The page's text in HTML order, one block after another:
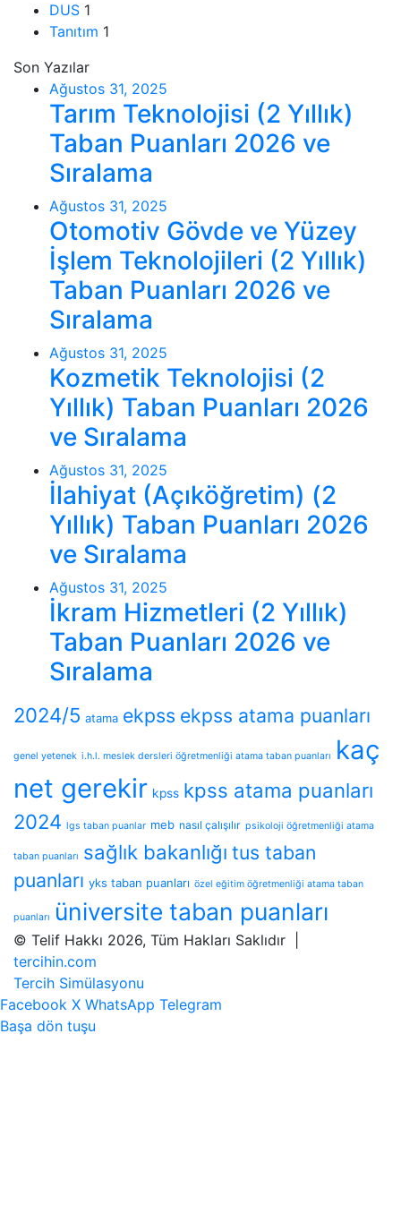
DUS 1
Tanıtım 1
Son Yazılar
Ağustos 31, 2025
Tarım Teknolojisi (2 Yıllık)
Taban Puanları 2026 ve
Sıralama
Ağustos 31, 2025
Otomotiv Gövde ve Yüzey
İşlem Teknolojileri (2 Yıllık)
Taban Puanları 2026 ve
Sıralama
Ağustos 31, 2025
Kozmetik Teknolojisi (2
Yıllık) Taban Puanları 2026
ve Sıralama
Ağustos 31, 2025
İlahiyat (Açıköğretim) (2
Yıllık) Taban Puanları 2026
ve Sıralama
Ağustos 31, 2025
İkram Hizmetleri (2 Yıllık)
Taban Puanları 2026 ve
Sıralama
2024/5 atama ekpss ekpss atama puanları
genel yetenek i.h.l. meslek dersleri öğretmenliği atama taban puanları
kaç
net gerekir kpss kpss atama puanları
2024 lgs taban puanlar meb nasıl çalışılır psikoloji öğretmenliği atama
taban puanları sağlık bakanlığı tus taban
puanları yks taban puanları özel eğitim öğretmenliği atama taban
puanları üniversite taban puanları
© Telif Hakkı 2026, Tüm Hakları Saklıdır |
tercihin.com
Tercih Simülasyonu
Facebook X WhatsApp Telegram
Başa dön tuşu